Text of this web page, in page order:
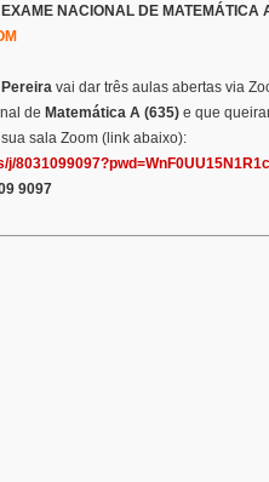
NACIONAL DE MATEMÁTICA
vai dar três aulas abertas via
de Matemática A (635) e que
sala Zoom (link abaixo):
j/
9097